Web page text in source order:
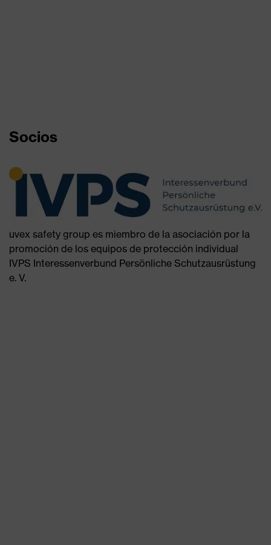
Socios
uvex safety group es miembro de la asociación por la
promoción de los equipos de protección individual
IVPS Interessenverbund Persönliche Schutzausrüstung
e. V.